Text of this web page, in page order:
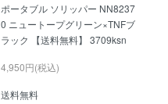
ポータブル ソリッパー NN8237
0 ニュートープグリーン×TNFブ
ラック 【送料無料】 3709ksn
4,950円(税込)
送料無料